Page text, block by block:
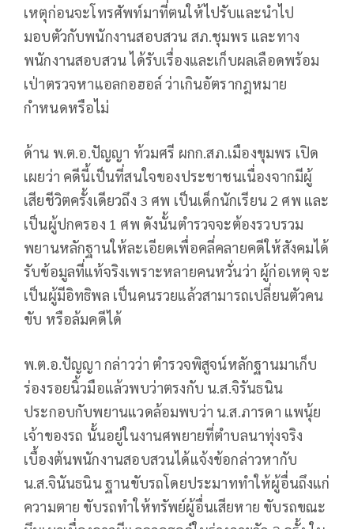
เหตุก่อนจะโทรศัพท์มาที่ตนให้ไปรับและนำไป
มอบตัวกับพนักงานสอบสวน สภ.ชุมพร และทาง
พนักงานสอบสวน ได้รับเรื่องและเก็บผลเลือดพร้อม
เป่าตรวจหาแอลกอฮอล์ ว่าเกินอัตรากฎหมาย
กำหนดหรือไม่
ด้าน พ.ต.อ.ปัญญา ท้วมศรี ผกก.สภ.เมืองขุมพร เปิด
เผยว่า คดีนี้เป็นที่สนใจของประชาชนเนื่องจากมีผู้
เสียชีวิตครั้งเดียวถึง 3 ศพ เป็นเด็กนักเรียน 2 ศพ และ
เป็นผู้ปกครอง 1 ศพ ดังนั้นตำรวจจะต้องรวบรวม
พยานหลักฐานให้ละเอียดเพื่อคลี่คลายคดีให้สังคมได้
รับข้อมูลที่แท้จริงเพราะหลายคนหวั่นว่า ผู้ก่อเหตุ จะ
เป็นผู้มีอิทธิพล เป็นคนรวยแล้วสามารถเปลี่ยนตัวคน
ขับ หรือล้มคดีได้
พ.ต.อ.ปัญญา กล่าวว่า ตำรวจพิสูจน์หลักฐานมาเก็บ
ร่องรอยนิ้วมือแล้วพบว่าตรงกับ น.ส.จิรันธนิน
ประกอบกับพยานแวดล้อมพบว่า น.ส.ภารดา แพนุ้ย
เจ้าของรถ นั้นอยู่ในงานศพยายที่ตำบลนาทุ่งจริง
เบื้องต้นพนักงานสอบสวนได้แจ้งข้อกล่าวหากับ
น.ส.จินันธนิน ฐานขับรถโดยประมาททำให้ผู้อื่นถึงแก่
ความตาย ขับรถทำให้ทรัพย์ผู้อื่นเสียหาย ขับรถขณะ